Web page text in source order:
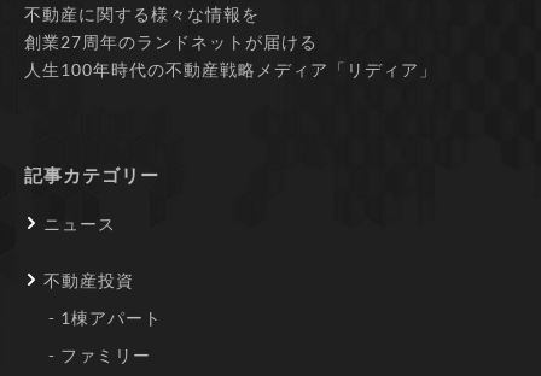
不動産に関する様々な情報を
創業27周年のランドネットが届ける
人生100年時代の不動産戦略メディア「リディア」
記事カテゴリー
ニュース
不動産投資
1棟アパート
ファミリー